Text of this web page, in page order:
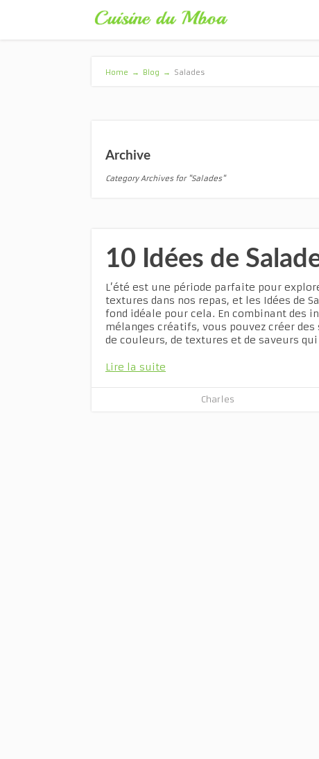
Home → Blog → Salades
Archive
Category Archives for "Salades"
10 Idées de
L’été est une période parfaite pour
textures dans nos repas, et les Idées de
fond idéale pour cela. En combinant des
mélanges créatifs, vous pouvez créer
de couleurs, de textures et de saveurs
Lire la suite
Charles